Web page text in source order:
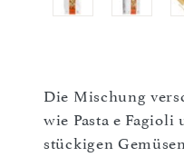
Die Mischung
wie Pasta e Fagioli
stückigen